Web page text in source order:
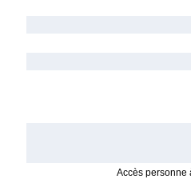
Accès personne